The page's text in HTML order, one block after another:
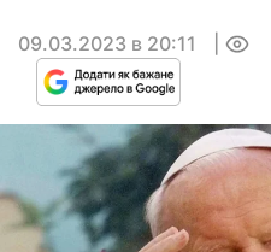
09.03.2023 в 20:11